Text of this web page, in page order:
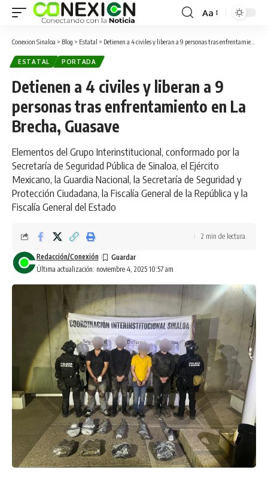
Aa
Conexion Sinaloa > Blog > Estatal > Detienen a 4 civiles y liberan a 9 personas tras enfrentamiento en La Brecha, Guasave
ESTATAL PORTADA
Detienen a 4 civiles y liberan a 9
personas tras enfrentamiento en La
Brecha, Guasave
Elementos del Grupo Interinstitucional, conformado por la
Secretaría de Seguridad Pública de Sinaloa, el Ejército
Mexicano, la Guardia Nacional, la Secretaría de Seguridad y
Protección Ciudadana, la Fiscalía General de la República y la
Fiscalía General del Estado
Última actualización: noviembre 4, 2025 10:57 am
Redacción/Conexión
2 min de lectura.